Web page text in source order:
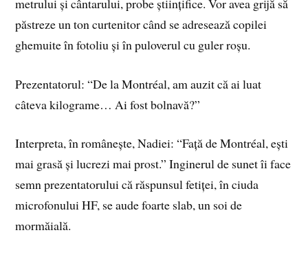
metrului și cântarului, probe științifice. Vor avea grijă să
păstreze un ton curtenitor când se adresează copilei
ghemuite în fotoliu și în puloverul cu guler roșu.
Prezentatorul: “De la Montréal, am auzit că ai luat
câteva kilograme… Ai fost bolnavă?”
Interpreta, în românește, Nadiei: “Față de Montréal, ești
mai grasă și lucrezi mai prost.” Inginerul de sunet îi face
semn prezentatorului că răspunsul fetiței, în ciuda
microfonului HF, se aude foarte slab, un soi de
mormăială.